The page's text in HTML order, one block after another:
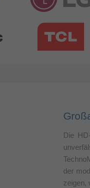
Die
der
zeigen,